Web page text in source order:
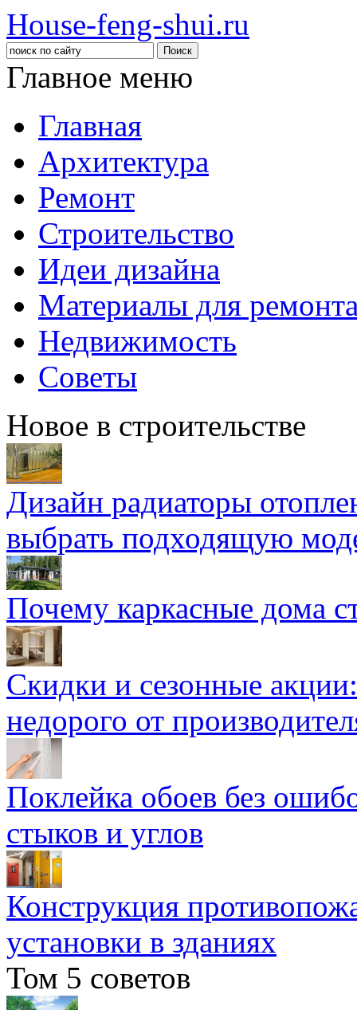
House-feng-shui.ru
Главное меню
Главная
Архитектура
Ремонт
Строительство
Идеи дизайна
Материалы для
Недвижимость
Советы
Новое в строительстве
Дизайн радиаторы
выбрать подходящую
Почему каркасные дома
Скидки и сезонные
недорого от
Поклейка обоев без
стыков и углов
Конструкция
установки в зданиях
Том 5 советов